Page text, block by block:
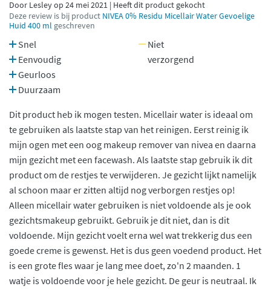
Door Lesley op 24 mei 2021 | Heeft dit product gekocht
Deze review is bij product NIVEA 0% Residu Micellair Water Gevoelige
Huid 400 ml geschreven
Snel
Eenvoudig
Geurloos
Duurzaam
Niet
verzorgend
Dit product heb ik mogen testen. Micellair water is ideaal om
te gebruiken als laatste stap van het reinigen. Eerst reinig ik
mijn ogen met een oog makeup remover van nivea en daarna
mijn gezicht met een facewash. Als laatste stap gebruik ik dit
product om de restjes te verwijderen. Je gezicht lijkt namelijk
al schoon maar er zitten altijd nog verborgen restjes op!
Alleen micellair water gebruiken is niet voldoende als je ook
gezichtsmakeup gebruikt. Gebruik je dit niet, dan is dit
voldoende. Mijn gezicht voelt erna wel wat trekkerig dus een
goede creme is gewenst. Het is dus geen voedend product. Het
is een grote fles waar je lang mee doet, zo'n 2 maanden. 1
watje is voldoende voor je hele gezicht. De geur is neutraal. Ik